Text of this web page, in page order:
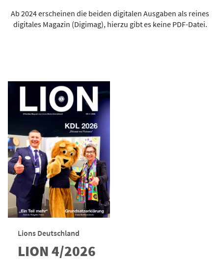
Ab 2024 erscheinen die beiden digitalen Ausgaben als reines
digitales Magazin (Digimag), hierzu gibt es keine PDF-Datei.
Lions Deutschland
LION 4/2026